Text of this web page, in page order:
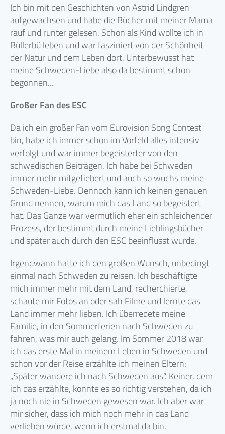
Ich bin mit den Geschichten von Astrid Lindgren
aufgewachsen und habe die Bücher mit meiner Mama
rauf und runter gelesen. Schon als Kind wollte ich in
Büllerbü leben und war fasziniert von der Schönheit
der Natur und dem Leben dort. Unterbewusst hat
meine Schweden-Liebe also da bestimmt schon
begonnen...
Großer Fan des ESC
Da ich ein großer Fan vom Eurovision Song Contest
bin, habe ich immer schon im Vorfeld alles intensiv
verfolgt und war immer begeisterter von den
schwedischen Beiträgen. Ich habe bei Schweden
immer mehr mitgefiebert und auch so wuchs meine
Schweden-Liebe. Dennoch kann ich keinen genauen
Grund nennen, warum mich das Land so begeistert
hat. Das Ganze war vermutlich eher ein schleichender
Prozess, der bestimmt durch meine Lieblingsbücher
und später auch durch den ESC beeinflusst wurde.
Irgendwann hatte ich den großen Wunsch, unbedingt
einmal nach Schweden zu reisen. Ich beschäftigte
mich immer mehr mit dem Land, recherchierte,
schaute mir Fotos an oder sah Filme und lernte das
Land immer mehr lieben. Ich überredete meine
Familie, in den Sommerferien nach Schweden zu
fahren, was mir auch gelang. Im Sommer 2018 war
ich das erste Mal in meinem Leben in Schweden und
schon vor der Reise erzählte ich meinen Eltern:
„Später wandere ich nach Schweden aus“. Keiner, dem
ich das erzählte, konnte es so richtig verstehen, da ich
ja noch nie in Schweden gewesen war. Ich aber war
mir sicher, dass ich mich noch mehr in das Land
verlieben würde, wenn ich erstmal da bin.